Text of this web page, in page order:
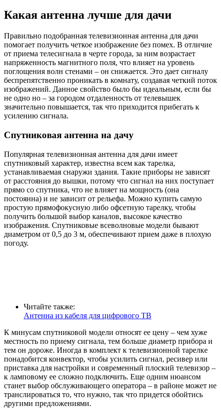
Какая антенна лучше для дачи
Правильно подобранная телевизионная антенна для дачи
помогает получить четкое изображение без помех. В отличие
от приема телесигнала в черте города, за ним возрастает
напряженность магнитного поля, что влияет на уровень
поглощения волн стенами – он снижается. Это дает сигналу
беспрепятственно проникать в комнату, создавая четкий поток
изображений. Данное свойство было бы идеальным, если бы
не одно но – за городом отдаленность от телевышек
значительно повышается, так что приходится прибегать к
усилению сигнала.
Спутниковая антенна на дачу
Популярная телевизионная антенна для дачи имеет
спутниковый характер, известна всем как тарелка,
устанавливаемая снаружи здания. Такие приборы не зависят
от расстояния до вышки, потому что сигнал на них поступает
прямо со спутника, что не влияет на мощность (она
постоянна) и не зависит от рельефа. Можно купить самую
простую прямофокусную либо офсетную тарелку, чтобы
получить большой выбор каналов, высокое качество
изображения. Спутниковые всеволновые модели бывают
диаметром от 0,5 до 3 м, обеспечивают прием даже в плохую
погоду.
Читайте также:
Антенна из кабеля для цифрового ТВ
К минусам спутниковой модели относят ее цену – чем хуже
местность по приему сигнала, тем больше диаметр прибора и
тем он дороже. Иногда в комплект к телевизионной тарелке
понадобится конвектор, чтобы усилить сигнал, ресивер или
приставка для настройки и современный плоский телевизор –
к ламповому ее сложно подключить. Еще одним нюансом
станет выбор обслуживающего оператора – в районе может не
транслироваться то, что нужно, так что придется обойтись
другими предложениями.